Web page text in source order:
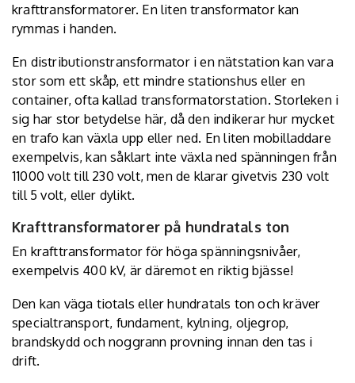
krafttransformatorer. En liten transformator kan
rymmas i handen.
En distributionstransformator i en nätstation kan vara
stor som ett skåp, ett mindre stationshus eller en
container, ofta kallad transformatorstation. Storleken i
sig har stor betydelse här, då den indikerar hur mycket
en trafo kan växla upp eller ned. En liten mobilladdare
exempelvis, kan såklart inte växla ned spänningen från
11000 volt till 230 volt, men de klarar givetvis 230 volt
till 5 volt, eller dylikt.
Krafttransformatorer på hundratals ton
En krafttransformator för höga spänningsnivåer,
exempelvis 400 kV, är däremot en riktig bjässe!
Den kan väga tiotals eller hundratals ton och kräver
specialtransport, fundament, kylning, oljegrop,
brandskydd och noggrann provning innan den tas i
drift.